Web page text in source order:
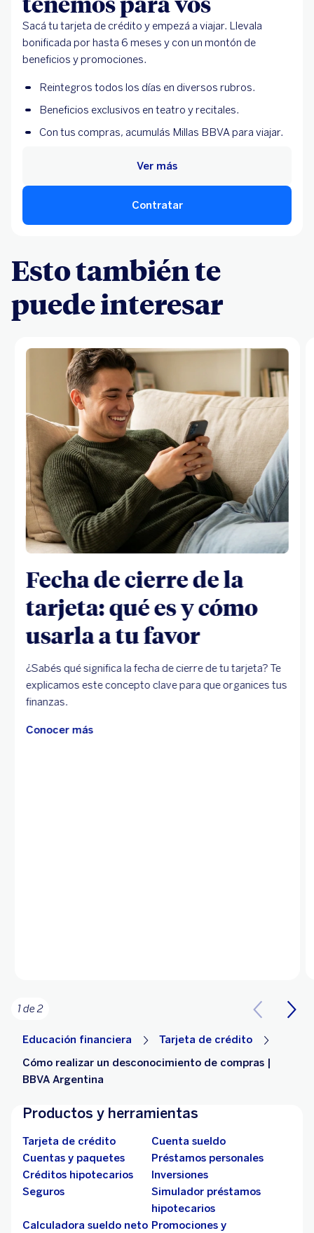
Sacá tu tarjeta de crédito y empezá a viajar. Llevala
bonificada por hasta 6 meses y con un montón de
beneficios y promociones.
Reintegros todos los días en diversos rubros.
Beneficios exclusivos en teatro y recitales.
Con tus compras, acumulás Millas BBVA para viajar.
Contratar
Ver más
Esto también te
puede interesar
Fecha de cierre de la
tarjeta: qué es y cómo
usarla a tu favor
¿Sabés qué significa la fecha de cierre de tu tarjeta? Te
explicamos este concepto clave para que organices tus
finanzas.
Conocer más
1 de 2
Educación financiera
Tarjeta de crédito
Cómo realizar un desconocimiento de compras |
BBVA Argentina
Productos y herramientas
Tarjeta de crédito
Cuenta sueldo
Cuentas y paquetes
Préstamos personales
Créditos hipotecarios
Inversiones
Seguros
Simulador préstamos
hipotecarios
Calculadora sueldo neto Promociones y